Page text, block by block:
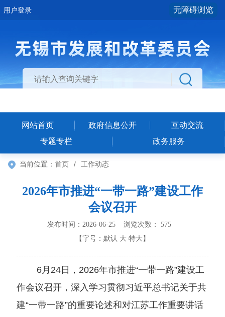
用户登录 无障碍浏览
网站首页 政府信息公开
互动交流
专题专栏
政务服务
当前位置： 首页 / 工作动态
2026年市推进“一带一路”建设工作
会议召开
发布时间：2026-06-25 浏览次数： 575
【字号： 默认 大 特大 】
6月24日，2026年市推进“一带一路”建设工
作会议召开，深入学习贯彻习近平总书记关于共
建“一带一路”的重要论述和对江苏工作重要讲话